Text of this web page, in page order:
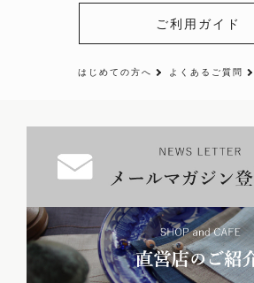
ご利用ガイド
はじめての方へ よくあるご質問